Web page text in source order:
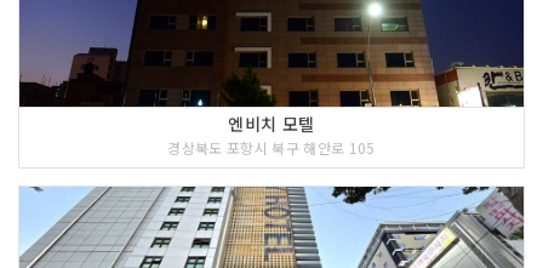
엔비치 모텔
경상북도 포항시 북구 해안로 105